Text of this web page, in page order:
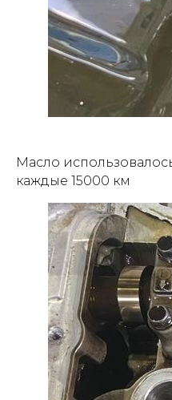
Масло
каждые 15000 км